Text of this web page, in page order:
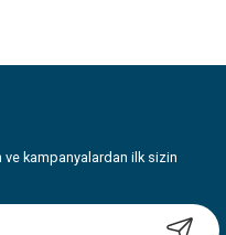
ve kampanyalardan ilk sizin